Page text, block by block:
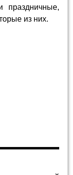
праздничные,
из них.